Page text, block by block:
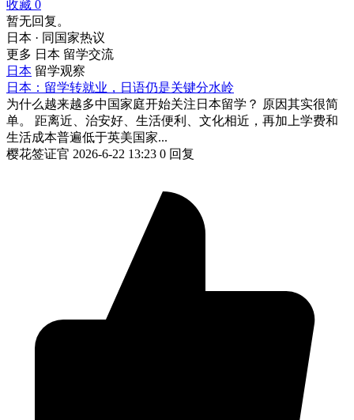
收藏 0
暂无回复。
日本 · 同国家热议
更多 日本 留学交流
日本 留学观察
日本：留学转就业，日语仍是关键分水岭
为什么越来越多中国家庭开始关注日本留学？ 原因其实很简
单。 距离近、治安好、生活便利、文化相近，再加上学费和
生活成本普遍低于英美国家...
樱花签证官 2026-6-22 13:23 0 回复